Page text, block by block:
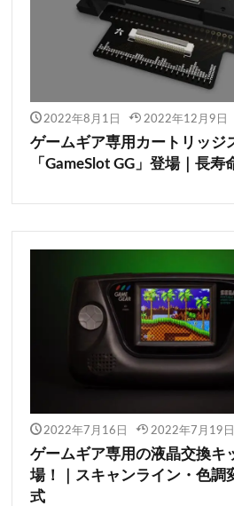
2022年8月1日 2022年12月9日
ゲームギア専用カートリッジ
「GameSlot GG」登場｜長寿
2022年7月16日 2022年7月19日
ゲームギア専用の液晶交換キ
場！｜スキャンライン・色調
式